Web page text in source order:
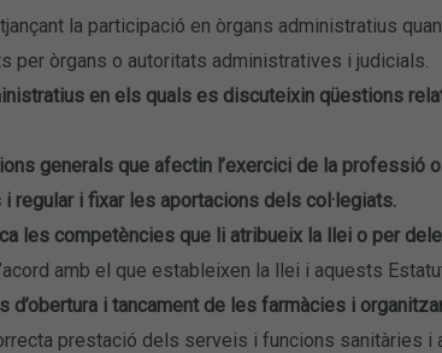
la participació en òrgans administratius
per òrgans o autoritats administratives i judicials.
en els quals es discuteixin qüestions
generals que afectin l’exercici de la professió
i fixar les aportacions dels col·legiats.
les competències que li atribueix la llei o per
amb el que estableixen la llei i aquests
i tancament de les farmàcies i
prestació dels serveis i funcions sanitàries